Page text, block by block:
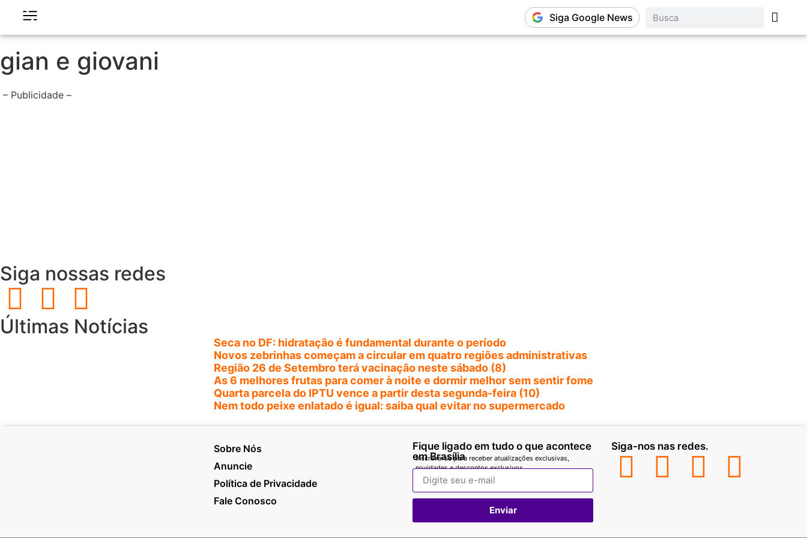
Siga Google News
gian e giovani
– Publicidade –
Siga nossas redes
Últimas Notícias
Seca no DF: hidratação é fundamental durante o período
Novos zebrinhas começam a circular em quatro regiões administrativas
Região 26 de Setembro terá vacinação neste sábado (8)
As 6 melhores frutas para comer à noite e dormir melhor sem sentir fome
Quarta parcela do IPTU vence a partir desta segunda-feira (10)
Nem todo peixe enlatado é igual: saiba qual evitar no supermercado
Sobre Nós
Anuncie
Política de Privacidade
Fale Conosco
Fique ligado em tudo o que acontece
em Brasília
Inscreva-se para receber atualizações exclusivas,
novidades e descontos exclusivos.
Enviar
Siga-nos nas redes.